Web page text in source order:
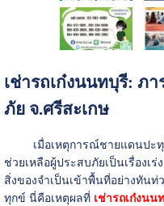
เช่ารถเก๋งนนทบุรี: ภ
ภัย จ.ศรีสะเกษ
เมื่อเหตุการณ์ชายแดนปะทุขึ้
ช่วยเหลือผู้ประสบภัยเป็นเรื่องเ
สิ่งของจำเป็นเข้าพื้นที่อย่างทัน
ทุกข์ นี่คือเหตุผลที่ เช่ารถเก๋งนน